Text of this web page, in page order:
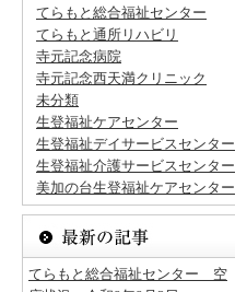
てらもと総合福祉センター
てらもと通所リハビリ
寺元記念病院
寺元記念西天満クリニック
未分類
生登福祉ケアセンター
生登福祉デイサービスセンター
生登福祉介護サービスセンター
美加の台生登福祉ケアセンター
てらもと総合福祉センター 空